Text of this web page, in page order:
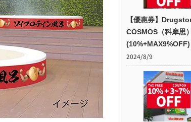
【優惠券】
COSMOS（科摩思
(10%+MAX9%OFF)
2024/8/9